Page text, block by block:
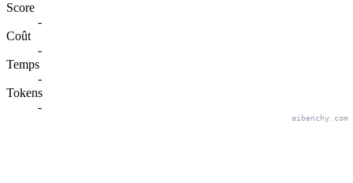
Score
-
Coût
-
Temps
-
Tokens
-